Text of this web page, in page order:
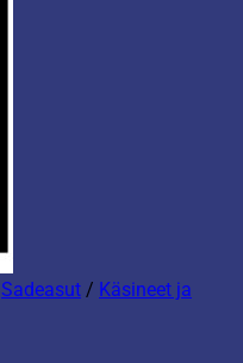
Sadeasut / Käsineet ja